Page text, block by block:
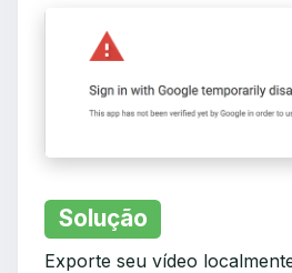
Solução
Exporte seu vídeo